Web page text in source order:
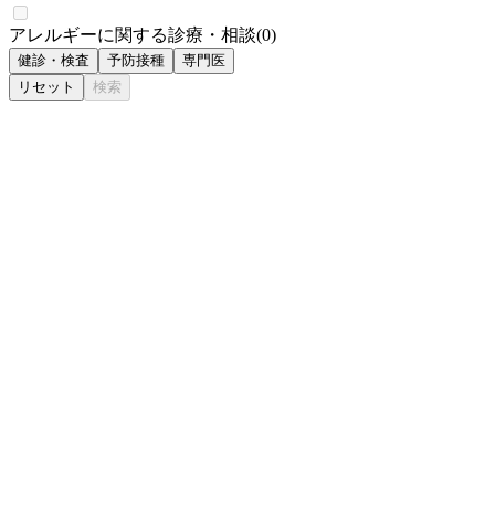
アレルギーに関する診療・相談(0)
健診・検査 予防接種
専門医
リセット
検索